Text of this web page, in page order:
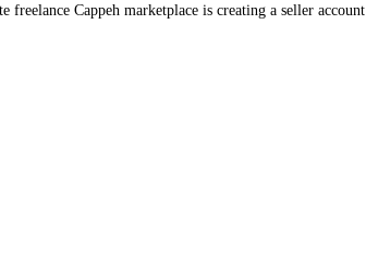
Cappeh marketplace is creating a seller account